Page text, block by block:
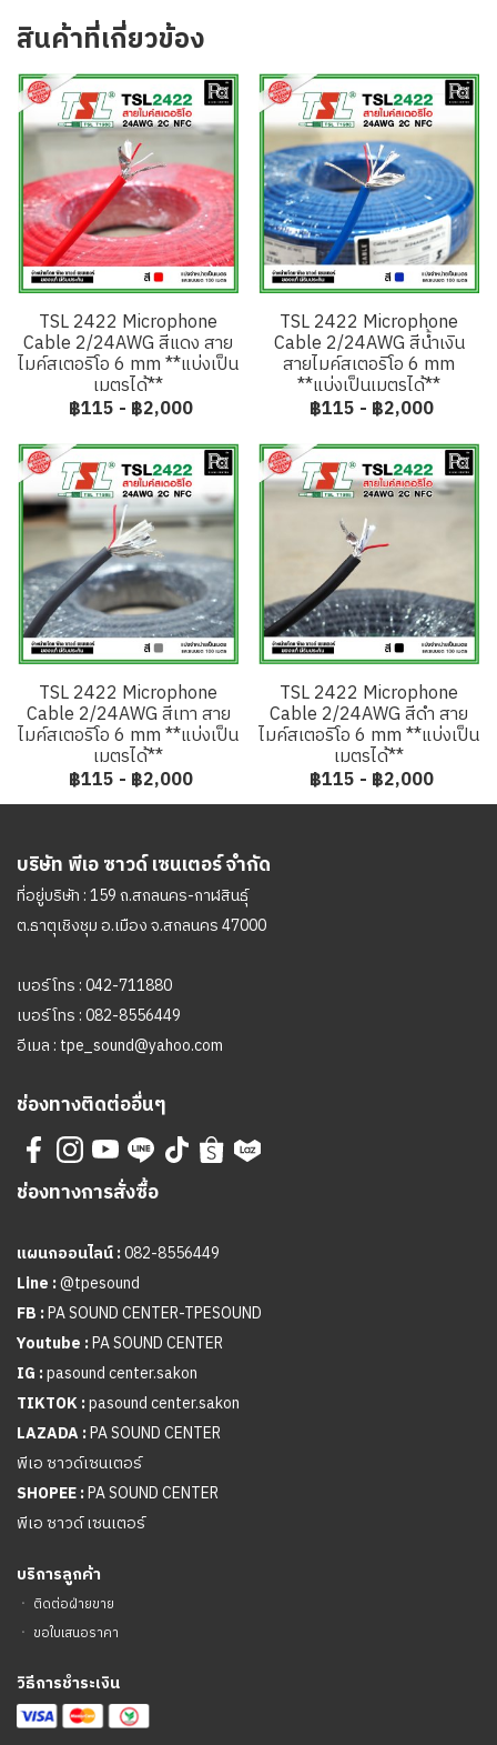
สินค้าที่เกี่ยวข้อง
TSL 2422 Microphone
Cable 2/24AWG สีแดง สาย
ไมค์สเตอริโอ 6 mm **แบ่งเป็น
เมตรได้**
฿115 - ฿2,000
TSL 2422 Microphone
Cable 2/24AWG สีน้ำเงิน
สายไมค์สเตอริโอ 6 mm
**แบ่งเป็นเมตรได้**
฿115 - ฿2,000
TSL 2422 Microphone
Cable 2/24AWG สีเทา สาย
ไมค์สเตอริโอ 6 mm **แบ่งเป็น
เมตรได้**
฿115 - ฿2,000
TSL 2422 Microphone
Cable 2/24AWG สีดำ สาย
ไมค์สเตอริโอ 6 mm **แบ่งเป็น
เมตรได้**
฿115 - ฿2,000
บริษัท พีเอ ซาวด์ เซนเตอร์ จำกัด
ที่อยู่บริษัท : 159 ถ.สกลนคร-กาฬสินธุ์
ต.ธาตุเชิงชุม อ.เมือง จ.สกลนคร 47000
เบอร์โทร :042-711880
เบอร์โทร :082-8556449
อีเมล : tpe_sound@yahoo.com
ช่องทางติดต่ออื่นๆ
ช่องทางการสั่งซื้อ
แผนกออนไลน์ :082-8556449
Line :@tpesound
FB :PA SOUND CENTER-TPESOUND
Youtube :PA SOUND CENTER
IG :pasound center.sakon
TIKTOK :pasound center.sakon
LAZADA :PA SOUND CENTER
พีเอ ซาวด์เซนเตอร์
SHOPEE :PA SOUND CENTER
พีเอ ซาวด์ เซนเตอร์
บริการลูกค้า
ㆍ ติดต่อฝ่ายขาย
ㆍ ขอใบเสนอราคา
วิธีการชำระเงิน